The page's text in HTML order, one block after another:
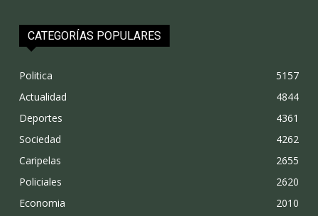
CATEGORÍAS POPULARES
Politica
5157
Actualidad
4844
Deportes
4361
Sociedad
4262
Caripelas
2655
Policiales
2620
Economia
2010